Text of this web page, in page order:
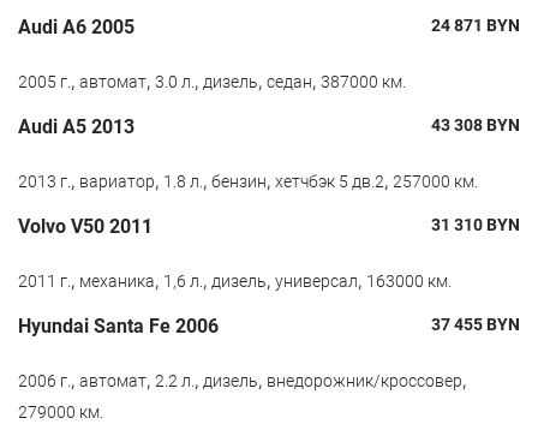
Audi A6 2005 24 871 BYN
2005 г., автомат, 3.0 л., дизель, седан, 387000 км.
Audi A5 2013 43 308BYN
2013 г., вариатор, 1.8 л., бензин, хетчбэк 5 дв.2, 257000 км.
Volvo V50 2011 31 310BYN
2011 г., механика, 1,6 л., дизель, универсал, 163000 км.
Hyundai Santa Fe 2006 37 455BYN
2006 г., автомат, 2.2 л., дизель, внедорожник/кроссовер,
279000 км.